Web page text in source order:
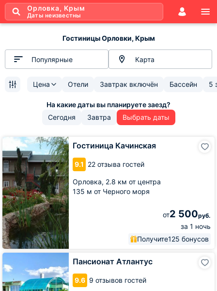
Орловка, Крым
Даты неизвестны
Гостиницы Орловки, Крым
Популярные Карта
Цена Отели Завтрак включён Бассейн 5
Сегодня Завтра Выбрать даты
Гостиница Качинская
9.1 22 отзыва гостей
Орловка, 2.8 км от центра
135 м от Черного моря
от2 500руб.
за 1 ночь
Получите125 бонусов
Гостиница
Качинская
Пансионат Атлантус
9.6 9 отзывов гостей
Пансионат
Атлантус